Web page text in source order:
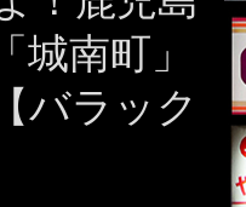
城南町」
バラック